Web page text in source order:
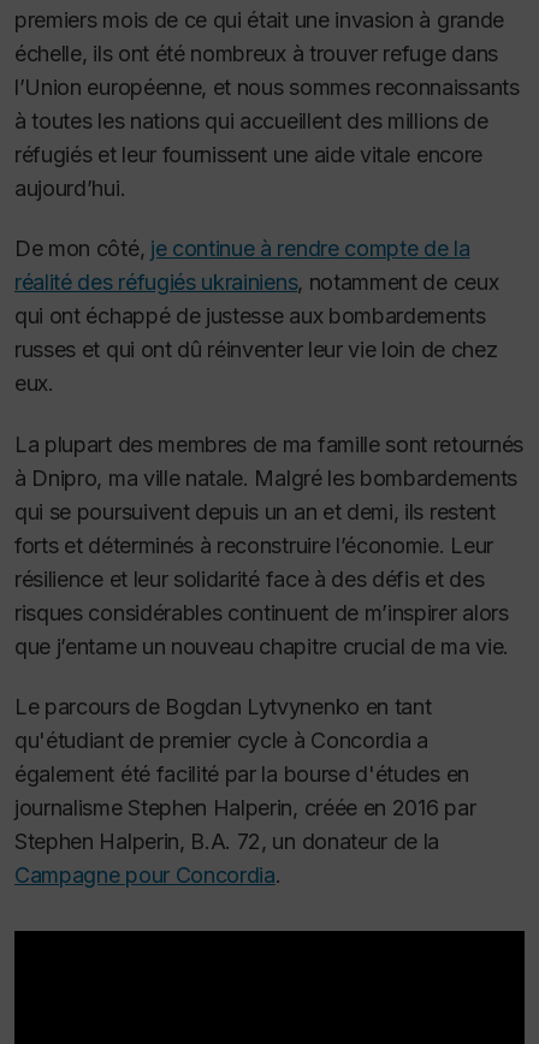
premiers mois de ce qui était une invasion à grande
échelle, ils ont été nombreux à trouver refuge dans
l’Union européenne, et nous sommes reconnaissants
à toutes les nations qui accueillent des millions de
réfugiés et leur fournissent une aide vitale encore
aujourd’hui.
De mon côté, je continue à rendre compte de la
réalité des réfugiés ukrainiens, notamment de ceux
qui ont échappé de justesse aux bombardements
russes et qui ont dû réinventer leur vie loin de chez
eux.
La plupart des membres de ma famille sont retournés
à Dnipro, ma ville natale. Malgré les bombardements
qui se poursuivent depuis un an et demi, ils restent
forts et déterminés à reconstruire l’économie. Leur
résilience et leur solidarité face à des défis et des
risques considérables continuent de m’inspirer alors
que j’entame un nouveau chapitre crucial de ma vie.
Le parcours de Bogdan Lytvynenko en tant
qu'étudiant de premier cycle à Concordia a
également été facilité par la bourse d'études en
journalisme Stephen Halperin, créée en 2016 par
Stephen Halperin, B.A. 72, un donateur de la
Campagne pour Concordia.